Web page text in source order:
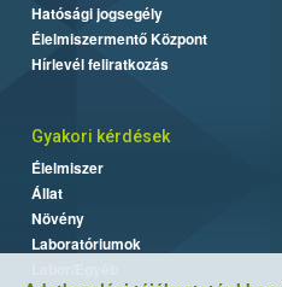
Hatósági jogsegély
Élelmiszermentő Központ
Hírlevél feliratkozás
Gyakori kérdések
Élelmiszer
Állat
Növény
Laboratóriumok